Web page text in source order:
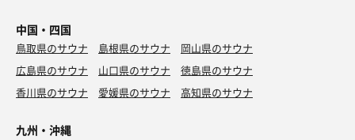
中国・四国
鳥取県のサウナ 島根県のサウナ
岡山県のサウナ
広島県のサウナ
山口県のサウナ
徳島県のサウナ
香川県のサウナ
愛媛県のサウナ 高知県のサウナ
九州・沖縄